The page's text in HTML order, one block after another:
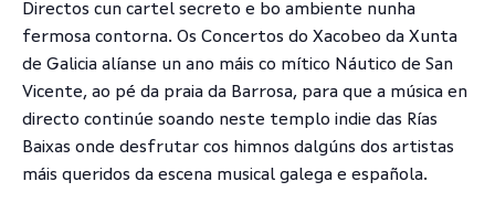
Directos cun cartel secreto e bo ambiente nunha
fermosa contorna. Os Concertos do Xacobeo da Xunta
de Galicia alíanse un ano máis co mítico Náutico de San
Vicente, ao pé da praia da Barrosa, para que a música en
directo continúe soando neste templo indie das Rías
Baixas onde desfrutar cos himnos dalgúns dos artistas
máis queridos da escena musical galega e española.